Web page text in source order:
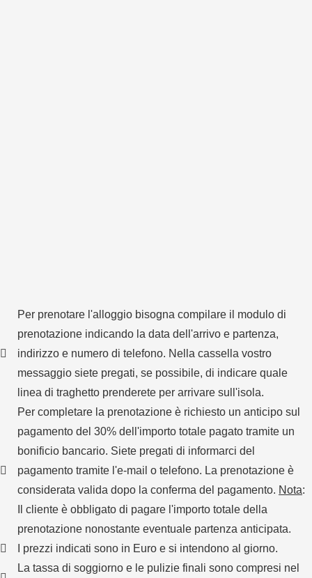
Per prenotare l'alloggio bisogna compilare il modulo di
prenotazione indicando la data dell'arrivo e partenza,
indirizzo e numero di telefono. Nella cassella vostro
messaggio siete pregati, se possibile, di indicare quale
linea di traghetto prenderete per arrivare sull'isola.
Per completare la prenotazione è richiesto un anticipo sul
pagamento del 30% dell'importo totale pagato tramite un
bonificio bancario. Siete pregati di informarci del
pagamento tramite l'e-mail o telefono. La prenotazione è
considerata valida dopo la conferma del pagamento. Nota:
Il cliente è obbligato di pagare l'importo totale della
prenotazione nonostante eventuale partenza anticipata.
I prezzi indicati sono in Euro e si intendono al giorno.
La tassa di soggiorno e le pulizie finali sono compresi nel